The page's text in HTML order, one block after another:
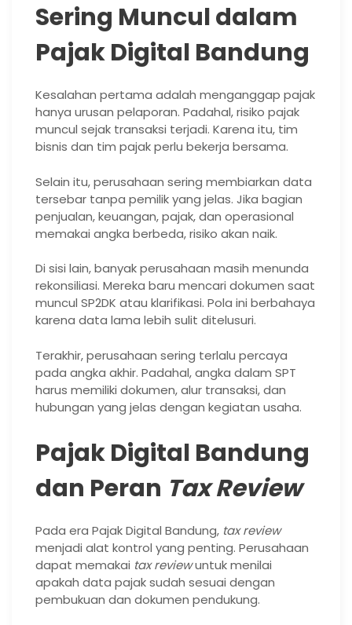
Sering Muncul dalam
Pajak Digital Bandung
Kesalahan pertama adalah menganggap pajak
hanya urusan pelaporan. Padahal, risiko pajak
muncul sejak transaksi terjadi. Karena itu, tim
bisnis dan tim pajak perlu bekerja bersama.
Selain itu, perusahaan sering membiarkan data
tersebar tanpa pemilik yang jelas. Jika bagian
penjualan, keuangan, pajak, dan operasional
memakai angka berbeda, risiko akan naik.
Di sisi lain, banyak perusahaan masih menunda
rekonsiliasi. Mereka baru mencari dokumen saat
muncul SP2DK atau klarifikasi. Pola ini berbahaya
karena data lama lebih sulit ditelusuri.
Terakhir, perusahaan sering terlalu percaya
pada angka akhir. Padahal, angka dalam SPT
harus memiliki dokumen, alur transaksi, dan
hubungan yang jelas dengan kegiatan usaha.
Pajak Digital Bandung
dan Peran Tax Review
Pada era Pajak Digital Bandung, tax review
menjadi alat kontrol yang penting. Perusahaan
dapat memakai tax reviewuntuk menilai
apakah data pajak sudah sesuai dengan
pembukuan dan dokumen pendukung.